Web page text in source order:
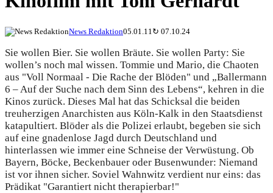
News Redaktion05.01.11 ↻ 07.10.24
Sie wollen Bier. Sie wollen Bräute. Sie wollen Party: Sie
wollen’s noch mal wissen. Tommie und Mario, die Chaoten
aus "Voll Normaal - Die Rache der Blöden" und „Ballermann
6 – Auf der Suche nach dem Sinn des Lebens“, kehren in die
Kinos zurück. Dieses Mal hat das Schicksal die beiden
treuherzigen Anarchisten aus Köln-Kalk in den Staatsdienst
katapultiert. Blöder als die Polizei erlaubt, begeben sie sich
auf eine gnadenlose Jagd durch Deutschland und
hinterlassen wie immer eine Schneise der Verwüstung. Ob
Bayern, Böcke, Beckenbauer oder Busenwunder: Niemand
ist vor ihnen sicher. Soviel Wahnwitz verdient nur eins: das
Prädikat "Garantiert nicht therapierbar!"